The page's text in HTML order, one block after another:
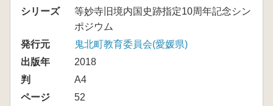
シリーズ
等妙寺旧境内国史跡指定10周年記念シン
ポジウム
発行元
鬼北町教育委員会(愛媛県)
出版年
2018
判
A4
ページ
52